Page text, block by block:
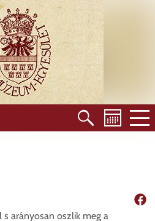
s arányosan oszlik meg a